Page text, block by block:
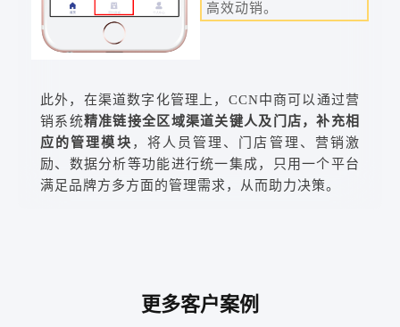
高效动销。
此外，在渠道数字化管理上，CCN中商可以通过营
销系统精准链接全区域渠道关键人及门店，补充相
应的管理模块 ，将人员管理、门店管理、营销激
励、数据分析等功能进行统一集成，只用一个平台
满足品牌方多方面的管理需求，从而助力决策。
更多客户案例